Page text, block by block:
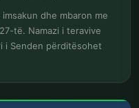
dhe mbaron me
të. Namazi i teravive
i Senden përditësohet